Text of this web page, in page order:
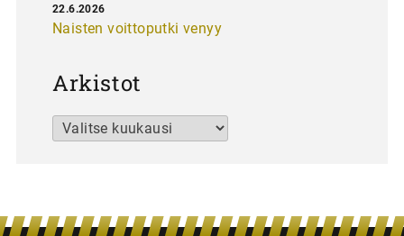
Naisten voittoputki venyy
22.6.2026
Arkistot
Arkistot